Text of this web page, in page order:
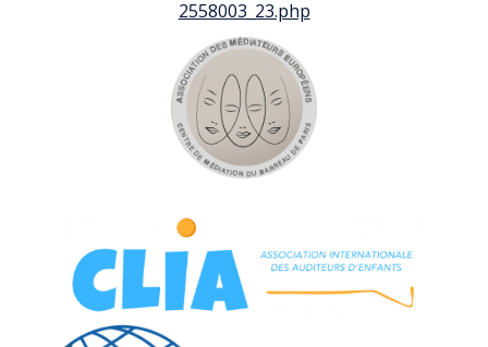
2558003_23.php